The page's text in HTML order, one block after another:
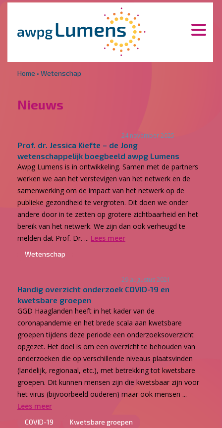
Home • Wetenschap
Nieuws
24 november 2025
Prof. dr. Jessica Kiefte – de Jong
wetenschappelijk boegbeeld awpg Lumens
Awpg Lumens is in ontwikkeling. Samen met de partners
werken we aan het verstevigen van het netwerk en de
samenwerking om de impact van het netwerk op de
publieke gezondheid te vergroten. Dit doen we onder
andere door in te zetten op grotere zichtbaarheid en het
bereik van het netwerk. We zijn dan ook verheugd te
melden dat Prof. Dr. ... Lees meer
Wetenschap
29 augustus 2021
Handig overzicht onderzoek COVID-19 en
kwetsbare groepen
GGD Haaglanden heeft in het kader van de
coronapandemie en het brede scala aan kwetsbare
groepen tijdens deze periode een onderzoeksoverzicht
opgezet. Het doel is om een overzicht te behouden van
onderzoeken die op verschillende niveaus plaatsvinden
(landelijk, regionaal, etc.), met betrekking tot kwetsbare
groepen. Dit kunnen mensen zijn die kwetsbaar zijn voor
het virus (bijvoorbeeld ouderen) maar ook mensen ...
Lees meer
COVID-19 Kwetsbare groepen